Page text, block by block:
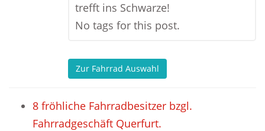
trefft ins Schwarze!
No tags for this post.
Zur Fahrrad Auswahl
8 fröhliche Fahrradbesitzer bzgl.
Fahrradgeschäft Querfurt.